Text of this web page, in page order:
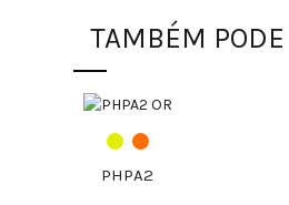
TAMBÉM PODE
PHPA2